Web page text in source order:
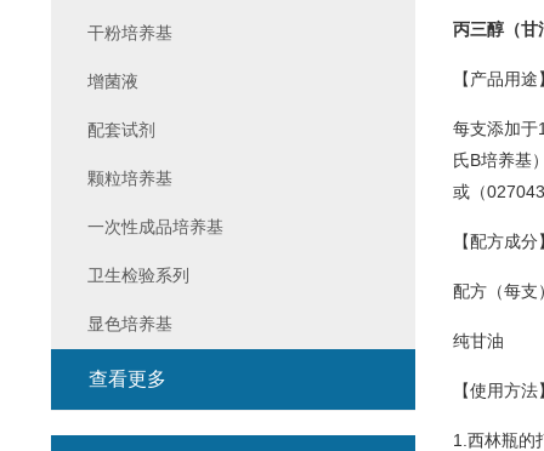
丙三醇（甘
【产品用途
每支添加
氏B培养基
或（
【配方成分
配方（每
纯甘油
【使用方法
1.西林瓶的
干粉培养基
增菌液
配套试剂
颗粒培养基
一次性成品培养基
卫生检验系列
显色培养基
查看更多